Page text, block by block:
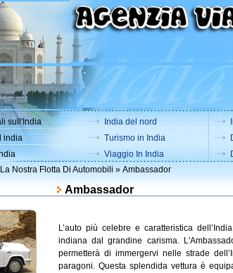
-
sull'India
india
India del nord
Turismo in India
Viaggio In India
La Nostra Flotta Di Automobili » Ambassador
Ambassador
L’auto più celebre e caratteristica
indiana dal grandine carisma.
permetterà di immergervi nelle strade
paragoni. Questa splendida vettura è